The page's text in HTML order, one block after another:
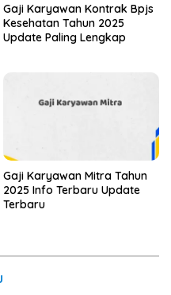
Gaji Karyawan Kontrak Bpjs
Kesehatan Tahun 2025
Update Paling Lengkap
Gaji Karyawan Mitra Tahun
2025 Info Terbaru Update
Terbaru